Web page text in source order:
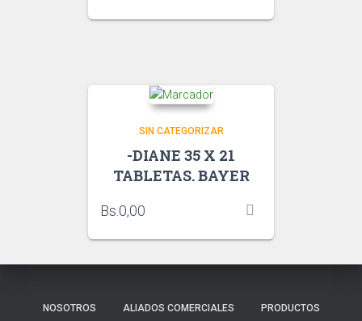
SIN CATEGORIZAR
-DIANE 35 X 21
TABLETAS. BAYER
Bs. 0,00
NOSOTROS ALIADOS COMERCIALES PRODUCTOS